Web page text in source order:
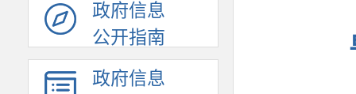
政府信息
公开指南
政府信息